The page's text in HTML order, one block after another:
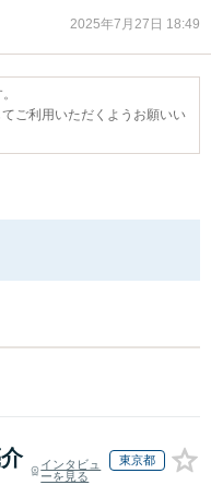
2025年7月27日 18:49
ご利用いただくようお願いい
インタビュ
ーを見る
東京都